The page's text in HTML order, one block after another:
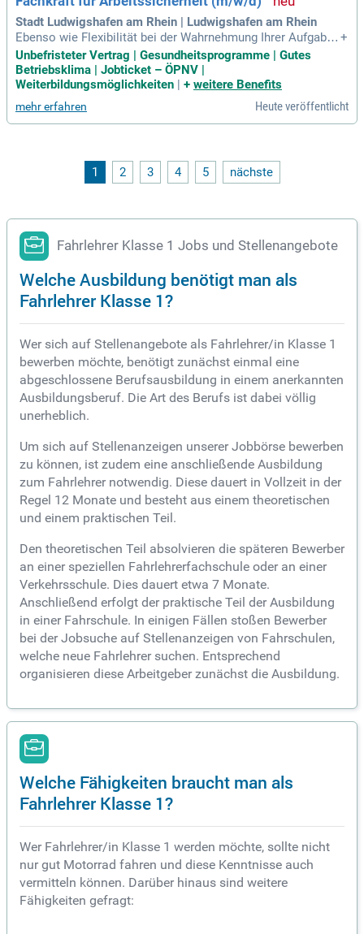
Stadt Ludwigshafen am Rhein | Ludwigshafen am Rhein
Ebenso wie Flexibilität bei der Wahrnehmung Ihrer Aufgaben
– auch außerhalb üblicher Arbeitszeiten. einem Führerschei
n der Klasse B besitzen sowie die Bereitschaft besitzen, das
s Sie Ihr Privatfahrzeug für dienstliche Fahrten einsetzen. üb
+
Unbefristeter Vertrag | Gesundheitsprogramme | Gutes
Betriebsklima | Jobticket – ÖPNV |
Weiterbildungsmöglichkeiten
+ weitere Benefits
mehr erfahren Heute veröffentlicht
1 2 3 4 5 nächste
Fahrlehrer Klasse 1 Jobs und Stellenangebote
Welche Ausbildung benötigt man als
Fahrlehrer Klasse 1?
Wer sich auf Stellenangebote als Fahrlehrer/in Klasse 1
bewerben möchte, benötigt zunächst einmal eine
abgeschlossene Berufsausbildung in einem anerkannten
Ausbildungsberuf. Die Art des Berufs ist dabei völlig
unerheblich.
Um sich auf Stellenanzeigen unserer Jobbörse bewerben
zu können, ist zudem eine anschließende Ausbildung
zum Fahrlehrer notwendig. Diese dauert in Vollzeit in der
Regel 12 Monate und besteht aus einem theoretischen
und einem praktischen Teil.
Den theoretischen Teil absolvieren die späteren Bewerber
an einer speziellen Fahrlehrerfachschule oder an einer
Verkehrsschule. Dies dauert etwa 7 Monate.
Anschließend erfolgt der praktische Teil der Ausbildung
in einer Fahrschule. In einigen Fällen stoßen Bewerber
bei der Jobsuche auf Stellenanzeigen von Fahrschulen,
welche neue Fahrlehrer suchen. Entsprechend
organisieren diese Arbeitgeber zunächst die Ausbildung.
Welche Fähigkeiten braucht man als
Fahrlehrer Klasse 1?
Wer Fahrlehrer/in Klasse 1 werden möchte, sollte nicht
nur gut Motorrad fahren und diese Kenntnisse auch
vermitteln können. Darüber hinaus sind weitere
Fähigkeiten gefragt: